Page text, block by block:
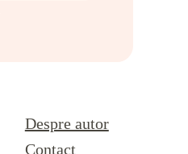
Despre autor
Contact